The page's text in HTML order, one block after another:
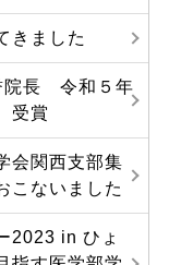
きました
院長 令和５年
受賞
会関西支部集
こないました
2023 in ひょ